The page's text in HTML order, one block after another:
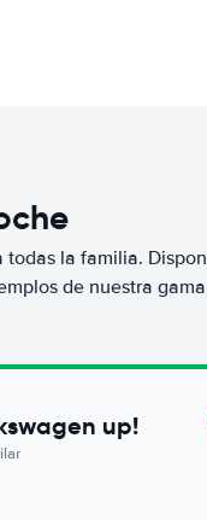
la familia.
de nuestra
up!